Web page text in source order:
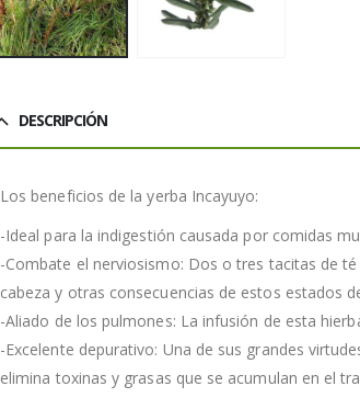
DESCRIPCIÓN
Los beneficios de la yerba Incayuyo:
-Ideal para la indigestión causada por comidas
-Combate el nerviosismo: Dos o tres tacitas de
cabeza y otras consecuencias de estos estados
-Aliado de los pulmones: La infusión de esta
-Excelente depurativo: Una de sus grandes
elimina toxinas y grasas que se acumulan en el